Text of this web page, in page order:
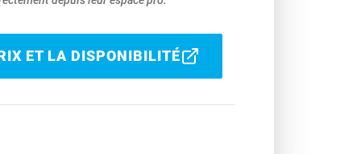
ET LA DISPONIBILITÉ